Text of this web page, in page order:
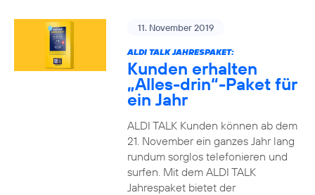
11. November 2019
ALDI TALK JAHRESPAKET:
Kunden erhalten
„Alles-drin“-Paket für
ein Jahr
ALDI TALK Kunden können ab dem
21. November ein ganzes Jahr lang
rundum sorglos telefonieren und
surfen. Mit dem ALDI TALK
Jahrespaket bietet der